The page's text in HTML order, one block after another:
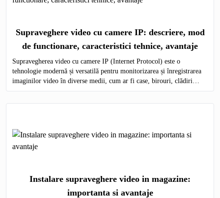
Supraveghere video cu camere IP: descriere, mod
de functionare, caracteristici tehnice, avantaje
Supravegherea video cu camere IP (Internet Protocol) este o
tehnologie modernă și versatilă pentru monitorizarea și înregistrarea
imaginilor video în diverse medii, cum ar fi case, birouri, clădiri
comerciale, instituții publice și industriale.
Instalare supraveghere video in magazine:
importanta si avantaje